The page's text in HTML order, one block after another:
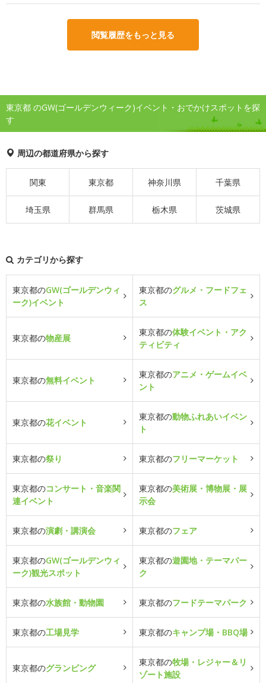
閲覧履歴をもっと見る
東京都 のGW(ゴールデンウィーク)イベント・おでかけスポットを探
す
周辺の都道府県から探す
関東 東京都 神奈川県 千葉県
埼玉県 群馬県 栃木県 茨城県
カテゴリから探す
東京都のGW(ゴールデンウィ
ーク)イベント
東京都のグルメ・フードフェ
ス
東京都の物産展
東京都の体験イベント・アク
ティビティ
東京都の無料イベント
東京都のアニメ・ゲームイベ
ント
東京都の花イベント
東京都の動物ふれあいイベン
ト
東京都の祭り 東京都のフリーマーケット
東京都のコンサート・音楽関
連イベント
東京都の美術展・博物展・展
示会
東京都の演劇・講演会 東京都のフェア
東京都のGW(ゴールデンウィ
ーク)観光スポット
東京都の遊園地・テーマパー
ク
東京都の水族館・動物園 東京都のフードテーマパーク
東京都の工場見学 東京都のキャンプ場・BBQ場
東京都のグランピング
東京都の牧場・レジャー＆リ
ゾート施設